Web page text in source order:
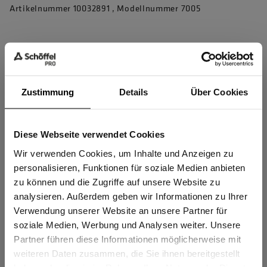
Zustimmung Details Über Cookies
Diese Webseite verwendet Cookies
Wir verwenden Cookies, um Inhalte und Anzeigen zu
personalisieren, Funktionen für soziale Medien anbieten
zu können und die Zugriffe auf unsere Website zu
analysieren. Außerdem geben wir Informationen zu Ihrer
Verwendung unserer Website an unsere Partner für
soziale Medien, Werbung und Analysen weiter. Unsere
Partner führen diese Informationen möglicherweise mit
weiteren Daten zusammen, die Sie ihnen bereitgestellt
Artikelnummer 10032891 , Modellnummer 7005
Produkteigenschaften
4-Wege-Stretch für perfekte Bewegungsfreiheit
Schlaufe an Vordertasche zur sicheren Befestigung wichtiger
Dinge
2 Vordertaschen, 1 Reißverschlusstasche, 2 Gesäßtaschen
1 Beintasche
mehr anzeigen
Sind Sie
Gewerbetreibender?
Ich bestätige, dass ich Gewerbetreibender bin. Alle
Preise werden netto ausgewiesen.